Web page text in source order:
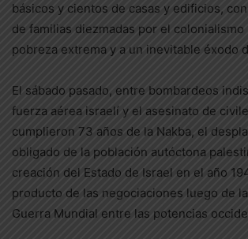
básicos y cientos de casas y edificios,
de familias diezmadas por el colonialismo
pobreza extrema y a un inevitable éxodo
El sábado pasado, entre bombardeos
fuerza aérea israelí y el asesinato de
cumplieron 73 años de la Nakba, el
obligado de la población autóctona
creación del Estado de Israel en el año
producto de las negociaciones luego de
Guerra Mundial entre las potencias